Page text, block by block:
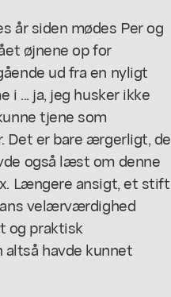
år siden mødes Per og
øjnene op for
ud fra en nyligt
... ja, jeg husker ikke
tjene som
Det er bare ærgerligt, de
også læst om denne
Længere ansigt, et stift
velærværdighed
og praktisk
havde kunnet